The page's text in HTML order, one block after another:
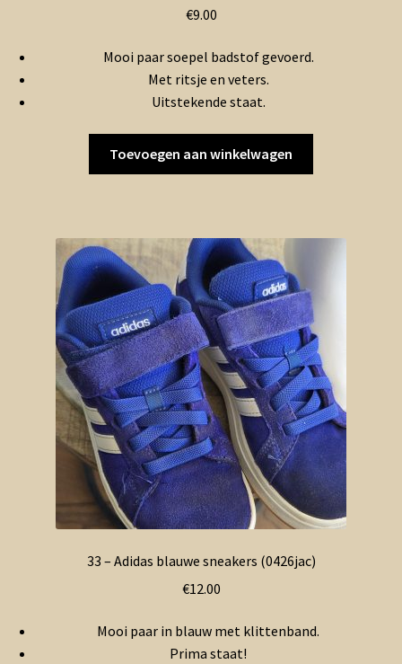
€9.00
Mooi paar soepel badstof gevoerd.
Met ritsje en veters.
Uitstekende staat.
Toevoegen aan winkelwagen
33 – Adidas blauwe sneakers (0426jac)
€12.00
Mooi paar in blauw met klittenband.
Prima staat!